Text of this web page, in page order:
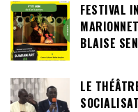
FESTIVAL
BLAISE
LE